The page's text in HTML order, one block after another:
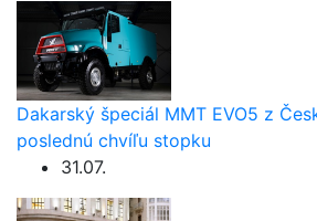
Dakarský špeciál MMT EVO5 z
poslednú chvíľu stopku
31.07.